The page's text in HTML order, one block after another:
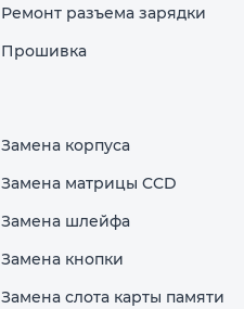
Ремонт разъема зарядки
Прошивка
Замена корпуса
Замена матрицы CCD
Замена шлейфа
Замена кнопки
Замена слота карты памяти